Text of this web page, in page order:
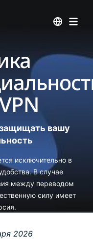
защищать вашу
исключительно в
В случае
между переводом
силу имеет
2026